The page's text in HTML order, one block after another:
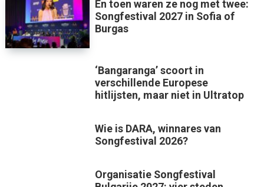
En toen waren ze nog met twee:
Songfestival 2027 in Sofia of
Burgas
‘Bangaranga’ scoort in
verschillende Europese
hitlijsten, maar niet in Ultratop
Wie is DARA, winnares van
Songfestival 2026?
Organisatie Songfestival